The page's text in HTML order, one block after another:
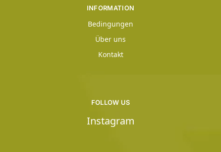
INFORMATION
Bedingungen
Über uns
Kontakt
FOLLOW US
Instagram